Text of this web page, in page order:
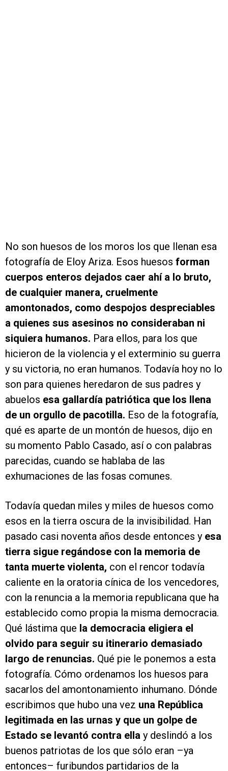
No son huesos de los moros los que llenan esa
fotografía de Eloy Ariza. Esos huesos forman
cuerpos enteros dejados caer ahí a lo bruto,
de cualquier manera, cruelmente
amontonados, como despojos despreciables
a quienes sus asesinos no consideraban ni
siquiera humanos. Para ellos, para los que
hicieron de la violencia y el exterminio su guerra
y su victoria, no eran humanos. Todavía hoy no lo
son para quienes heredaron de sus padres y
abuelos esa gallardía patriótica que los llena
de un orgullo de pacotilla. Eso de la fotografía,
qué es aparte de un montón de huesos, dijo en
su momento Pablo Casado, así o con palabras
parecidas, cuando se hablaba de las
exhumaciones de las fosas comunes.
Todavía quedan miles y miles de huesos como
esos en la tierra oscura de la invisibilidad. Han
pasado casi noventa años desde entonces y esa
tierra sigue regándose con la memoria de
tanta muerte violenta, con el rencor todavía
caliente en la oratoria cínica de los vencedores,
con la renuncia a la memoria republicana que ha
establecido como propia la misma democracia.
Qué lástima que la democracia eligiera el
olvido para seguir su itinerario demasiado
largo de renuncias. Qué pie le ponemos a esta
fotografía. Cómo ordenamos los huesos para
sacarlos del amontonamiento inhumano. Dónde
escribimos que hubo una vez una República
legitimada en las urnas y que un golpe de
Estado se levantó contra ella y deslindó a los
buenos patriotas de los que sólo eran –ya
entonces– furibundos partidarios de la